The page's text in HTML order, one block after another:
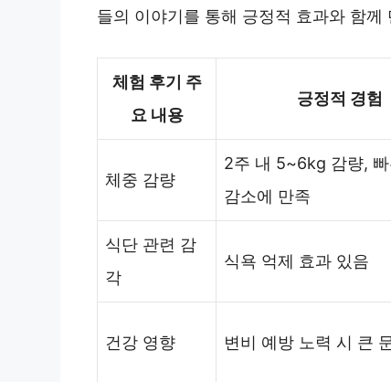
들의 이야기를 통해 긍정적 효과와 함
체험 후기 주
요 내용
긍정적 경험
체중 감량
2주 내 5~6kg 감량,
감소에 만족
식단 관련 감
각
식욕 억제 효과 있음
건강 영향 변비 예방 노력 시 큰